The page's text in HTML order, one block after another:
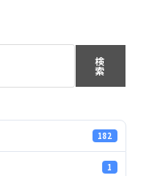
検
索
182
1